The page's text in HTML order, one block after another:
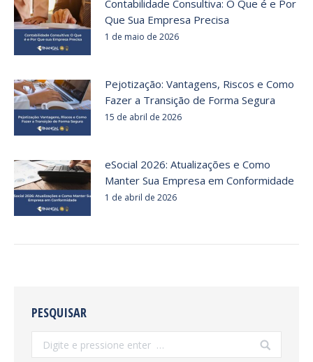
Contabilidade Consultiva: O Que é e Por
Que Sua Empresa Precisa
1 de maio de 2026
Pejotização: Vantagens, Riscos e Como
Fazer a Transição de Forma Segura
15 de abril de 2026
eSocial 2026: Atualizações e Como
Manter Sua Empresa em Conformidade
1 de abril de 2026
PESQUISAR
Search: